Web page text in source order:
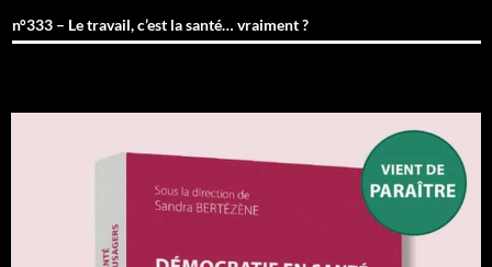
n°333 – Le travail, c’est la santé… vraiment ?